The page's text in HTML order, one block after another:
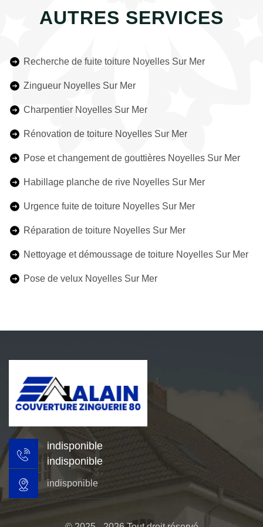
AUTRES SERVICES
Recherche de fuite toiture Noyelles Sur Mer
Zingueur Noyelles Sur Mer
Charpentier Noyelles Sur Mer
Rénovation de toiture Noyelles Sur Mer
Pose et changement de gouttières Noyelles Sur Mer
Habillage planche de rive Noyelles Sur Mer
Urgence fuite de toiture Noyelles Sur Mer
Réparation de toiture Noyelles Sur Mer
Nettoyage et démoussage de toiture Noyelles Sur Mer
Pose de velux Noyelles Sur Mer
indisponible
indisponible
indisponible